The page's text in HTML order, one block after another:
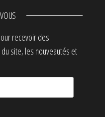
recevoir des
site, les nouveautés et